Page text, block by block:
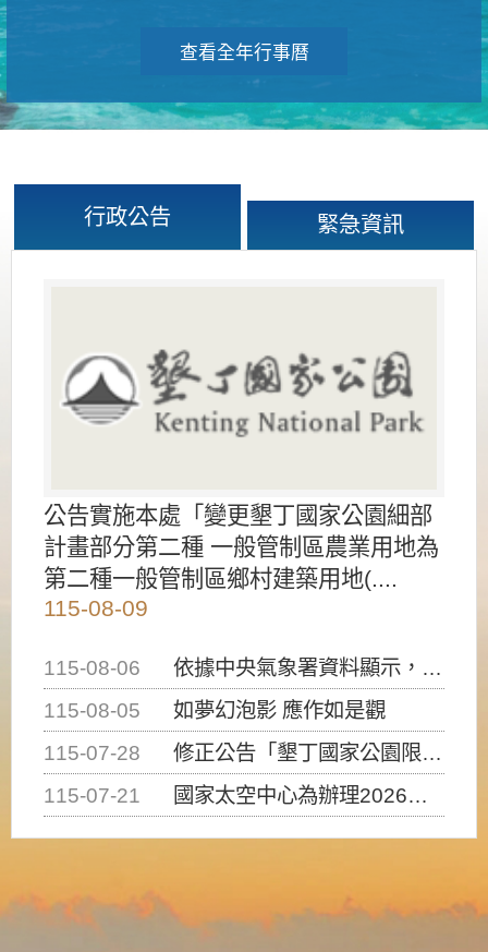
查看全年行事曆
行政公告 緊急資訊
公告實施本處「變更墾丁國家公園細部
計畫部分第二種 一般管制區農業用地為
第二種一般管制區鄉村建築用地(....
115-08-09
115-08-06
依據中央氣象署資料顯示，白海豚颱風持續接近臺灣，請密切注意動向及早完成防災應變準備
115-08-05
如夢幻泡影 應作如是觀
115-07-28
修正公告「墾丁國家公園限制水域遊憩活動之種類、範圍、時間及行為」，自即日生效。
115-07-21
國家太空中心為辦理2026台灣盃火箭競賽，陸、海、空域警戒及協調相關事宜，因颱風備案事宜